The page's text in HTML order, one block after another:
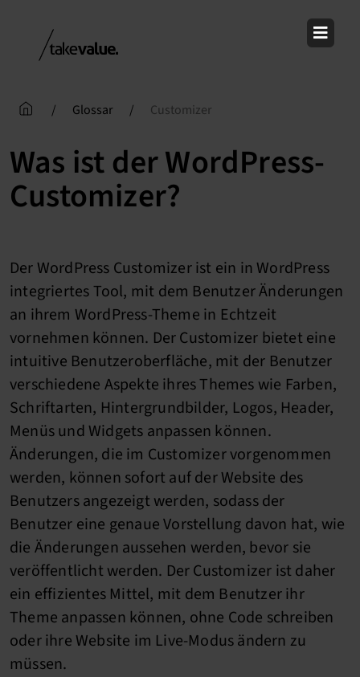
content
/ Glossar / Customizer
Was ist der WordPress-
Customizer?
Der WordPress Customizer ist ein in WordPress
integriertes Tool, mit dem Benutzer Änderungen
an ihrem WordPress-Theme in Echtzeit
vornehmen können. Der Customizer bietet eine
intuitive Benutzeroberfläche, mit der Benutzer
verschiedene Aspekte ihres Themes wie Farben,
Schriftarten, Hintergrundbilder, Logos, Header,
Menüs und Widgets anpassen können.
Änderungen, die im Customizer vorgenommen
werden, können sofort auf der Website des
Benutzers angezeigt werden, sodass der
Benutzer eine genaue Vorstellung davon hat, wie
die Änderungen aussehen werden, bevor sie
veröffentlicht werden. Der Customizer ist daher
ein effizientes Mittel, mit dem Benutzer ihr
Theme anpassen können, ohne Code schreiben
oder ihre Website im Live-Modus ändern zu
müssen.